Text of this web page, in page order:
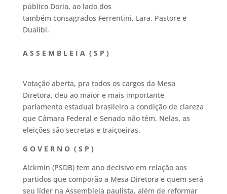
público Doria, ao lado dos
também consagrados Ferrentini, Lara, Pastore e
Dualibi.
A S S E M B L E I A ( S P )
Votação aberta, pra todos os cargos da Mesa
Diretora, deu ao maior e mais importante
parlamento estadual brasileiro a condição de clareza
que Câmara Federal e Senado não têm. Nelas, as
eleições são secretas e traiçoeiras.
G O V E R N O ( S P )
Alckmin (PSDB) tem ano decisivo em relação aos
partidos que comporão a Mesa Diretora e quem será
seu líder na Assembleia paulista, além de reformar